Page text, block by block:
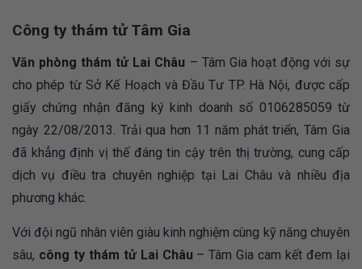
Công ty thám tử Tâm Gia
Văn phòng thám tử Lai Châu – Tâm Gia hoạt động với sự
cho phép từ Sở Kế Hoạch và Đầu Tư TP. Hà Nội, được cấp
giấy chứng nhận đăng ký kinh doanh số 0106285059 từ
ngày 22/08/2013. Trải qua hơn 11 năm phát triển, Tâm Gia
đã khẳng định vị thế đáng tin cậy trên thị trường, cung cấp
dịch vụ điều tra chuyên nghiệp tại Lai Châu và nhiều địa
phương khác.
Với đội ngũ nhân viên giàu kinh nghiệm cùng kỹ năng chuyên
sâu, công ty thám tử Lai Châu – Tâm Gia cam kết đem lại